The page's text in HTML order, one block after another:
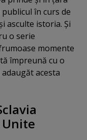
în curs de
asculte istoria. Şi
o serie
momente
împreună cu o
acesta